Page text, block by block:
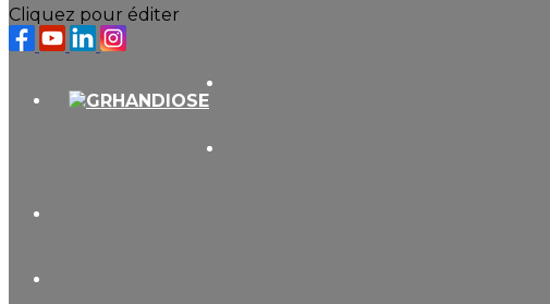
Cliquez pour éditer